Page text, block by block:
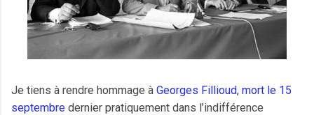
Je tiens à rendre hommage à Georges Fillioud, mort le 15
septembre dernier pratiquement dans l’indifférence